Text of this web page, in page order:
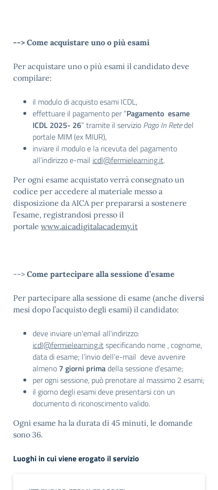
--> Come acquistare uno o più esami
Per acquistare uno o più esami il candidato deve
compilare:
il modulo di acquisto esami ICDL,
effettuare il pagamento per “Pagamento esame
ICDL 2025- 26” tramite il servizio Pago In Retedel
portale MIM (ex MIUR),
inviare il modulo e la ricevuta del pagamento
all’indirizzo e-mail icdl@fermielearning.it.
Per ogni esame acquistato verrà consegnato un
codice per accedere al materiale messo a
disposizione da AICA per prepararsi a sostenere
l’esame, registrandosi presso il
portale www.aicadigitalacademy.it
--> Come partecipare alla sessione d’esame
Per partecipare alla sessione di esame (anche diversi
mesi dopo l’acquisto degli esami) il candidato:
deve inviare un'email all'indirizzo:
icdl@fermielearning.itspecificando nome , cognome,
data di esame; l’invio dell’e-mail deve avvenire
almeno 7 giorni primadella sessione d’esame;
per ogni sessione, può prenotare al massimo 2 esami;
il giorno degli esami deve presentarsi con un
documento di riconoscimento valido.
Ogni esame ha la durata di 45 minuti, le domande
sono 36.
Luoghi in cui viene erogato il servizio